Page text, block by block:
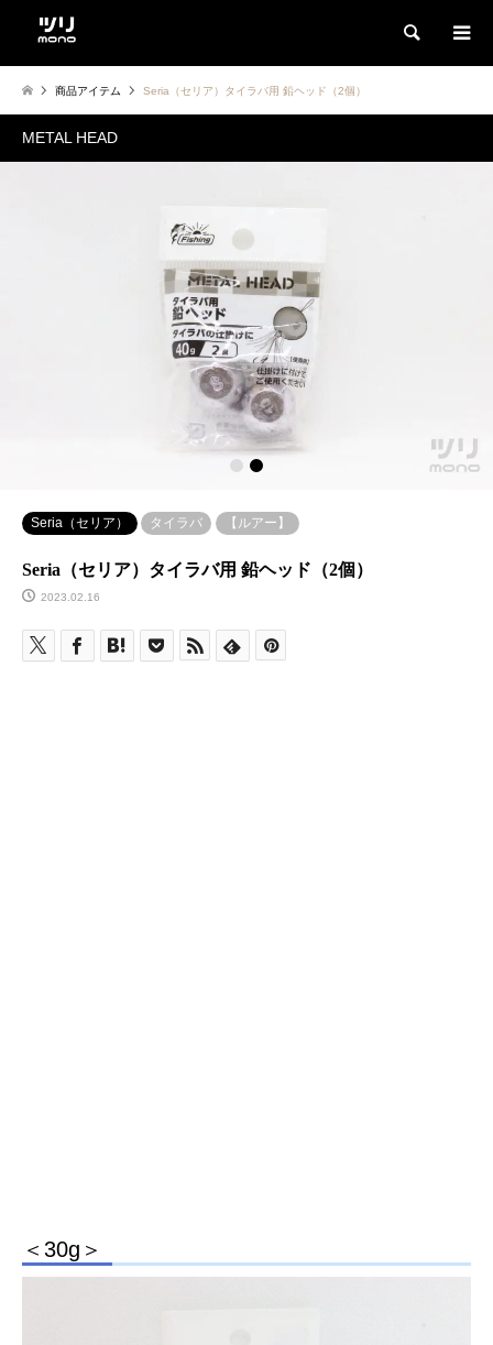
検索
商品アイテム Seria（セリア）タイラバ用 鉛ヘッド（2個）
METAL HEAD
Seria（セリア） タイラバ 【ルアー】
Seria（セリア）タイラバ用 鉛ヘッド（2個）
2023.02.16
＜30g＞